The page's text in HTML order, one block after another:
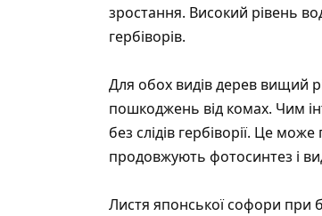
зростання. Високий рівень
гербіворів.
Для обох видів дерев вищий
пошкоджень від комах. Чим
без слідів гербіворії. Це
продовжують фотосинтез і
Листя японської софори при